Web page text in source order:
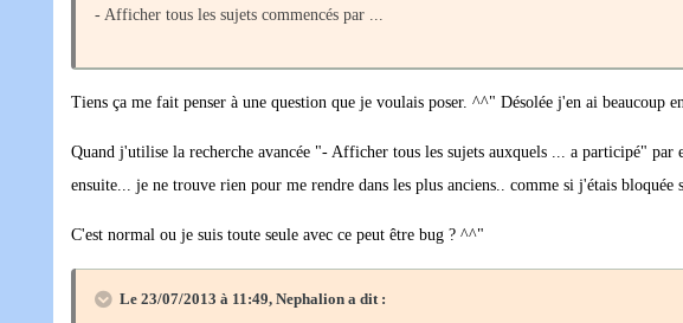
- Afficher tous les sujets commencés par ...
Tiens ça me fait penser à une question que je voulais poser. ^^" Désolée j'en ai beaucoup
Quand j'utilise la recherche avancée "- Afficher tous les sujets auxquels ... a participé"
ensuite... je ne trouve rien pour me rendre dans les plus anciens.. comme si j'étais bloquée
C'est normal ou je suis toute seule avec ce peut être bug ? ^^"
Le 23/07/2013 à 11:49, Nephalion a dit :